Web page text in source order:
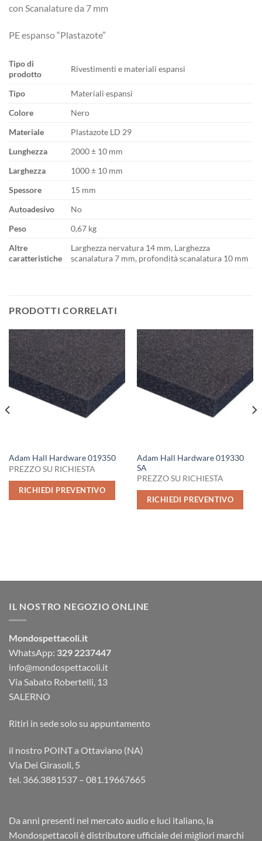
con Scanalature da 7 mm
PE espanso “Plastazote”
Tipo di
prodotto
Rivestimenti e materiali espansi
Tipo
Materiali espansi
Colore
Nero
Materiale
Plastazote LD 29
Lunghezza
2000 ± 10 mm
Larghezza
1000 ± 10 mm
Spessore
15 mm
Autoadesivo
No
Peso
0,67 kg
Altre
caratteristiche
Larghezza nervatura 14 mm, Larghezza
scanalatura 7 mm, profondità scanalatura 10 mm
PRODOTTI CORRELATI
Adam Hall Hardware 019350
PREZZO SU RICHIESTA
RICHIEDI PREVENTIVO
Adam Hall Hardware 019330
SA
PREZZO SU RICHIESTA
RICHIEDI PREVENTIVO
IL NOSTRO NEGOZIO ONLINE
Mondospettacoli.it
WhatsApp: 329 2237447
info@mondospettacoli.it
Via Sabato Robertelli, 13
SALERNO
Ritiri in sede solo su appuntamento
il nostro POINT a Ottaviano (NA)
Via Dei Girasoli, 5
tel. 366.3881537 – 081.19667665
Da anni presenti nel mercato audio e luci italiano, la
Mondospettacoli è distributore ufficiale dei migliori marchi